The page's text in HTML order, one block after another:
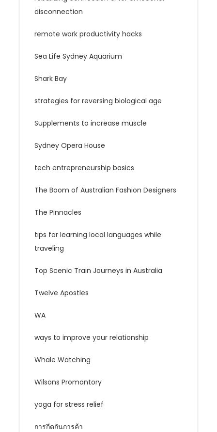
disconnection
remote work productivity hacks
Sea Life Sydney Aquarium
Shark Bay
strategies for reversing biological age
Supplements to increase muscle
Sydney Opera House
tech entrepreneurship basics
The Boom of Australian Fashion Designers
The Pinnacles
tips for learning local languages while
traveling
Top Scenic Train Journeys in Australia
Twelve Apostles
WA
ways to improve your relationship
Whale Watching
Wilsons Promontory
yoga for stress relief
การกีดกันการค้า